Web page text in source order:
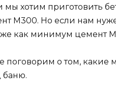
мы хотим приготовить
М300. Но если нам
как минимум цемент
поговорим о том, какие
баню.